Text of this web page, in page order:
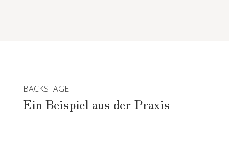
BACKSTAGE
Ein Beispiel aus der Praxis